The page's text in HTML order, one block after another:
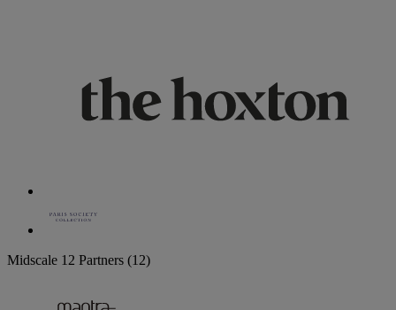
Midscale 12 Partners (12)